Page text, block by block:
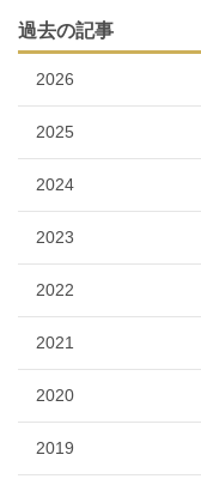
過去の記事
2026
2025
2024
2023
2022
2021
2020
2019